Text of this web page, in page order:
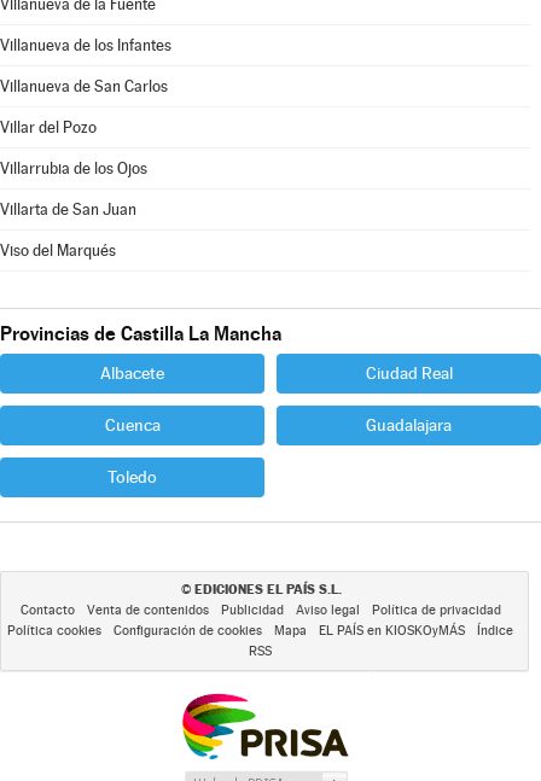
Villanueva de la Fuente
Villanueva de los Infantes
Villanueva de San Carlos
Villar del Pozo
Villarrubia de los Ojos
Villarta de San Juan
Viso del Marqués
Provincias de Castilla La Mancha
Albacete Ciudad Real
Cuenca Guadalajara
Toledo
© EDICIONES EL PAÍS S.L.
Contacto Venta de contenidos Publicidad Aviso legal
Política de privacidad
Política cookies
Configuración de cookies Mapa EL PAÍS en KIOSKOyMÁS
Índice
RSS